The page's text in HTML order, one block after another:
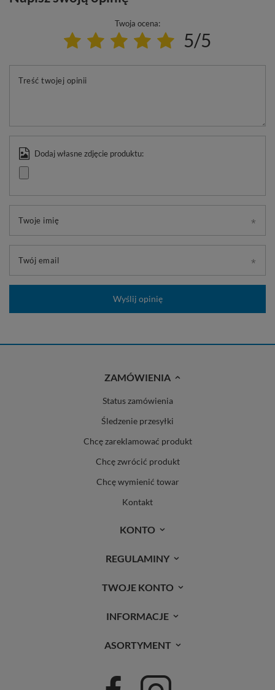
Twoja ocena:
5/5
Treść twojej opinii
Dodaj własne zdjęcie produktu:
Twoje imię
Twój email
Wyślij opinię
ZAMÓWIENIA
Status zamówienia
Śledzenie przesyłki
Chcę zareklamować produkt
Chcę zwrócić produkt
Chcę wymienić towar
Kontakt
KONTO
REGULAMINY
TWOJE KONTO
INFORMACJE
ASORTYMENT